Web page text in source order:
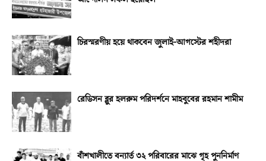
চিরস্মরণীয় হয়ে থাকবেন জুলাই-আগস্টের শহীদরা
রেডিসন ব্লুর হলরুম পরিদর্শনে মাহবুবের রহমান শামীম
বাঁশখালীতে বন্যার্ত ৩২ পরিবারের মাঝে গৃহ পুননির্মাণ